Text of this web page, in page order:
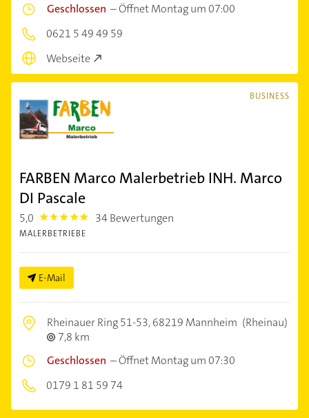
Geschlossen –Öffnet Montag um 07:00
0621 5 49 49 59
Webseite
BUSINESS
FARBEN Marco Malerbetrieb INH. Marco
DI Pascale
5,0 5.0 34 Bewertungen
MALERBETRIEBE
E-Mail
Rheinauer Ring 51-53,68219 Mannheim (Rheinau)
7,8 km
Geschlossen –Öffnet Montag um 07:30
0179 1 81 59 74